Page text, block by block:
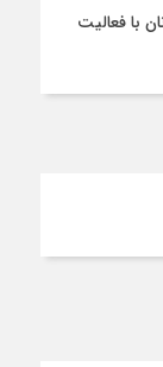
با فعالیت